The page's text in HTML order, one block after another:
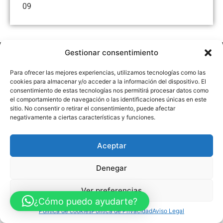
Gestionar consentimiento
Para ofrecer las mejores experiencias, utilizamos tecnologías como las
cookies para almacenar y/o acceder a la información del dispositivo. El
consentimiento de estas tecnologías nos permitirá procesar datos como
el comportamiento de navegación o las identificaciones únicas en este
sitio. No consentir o retirar el consentimiento, puede afectar
negativamente a ciertas características y funciones.
Aceptar
Denegar
Ver preferencias
Política de cookiesPolítica de PrivacidadAviso Legal
09
Política de Privacidad
Política de Cookies
Accesibilidad
Mapa web
FINANCIADO POR LA UNIÓN EUROPEA CON EL PROGRAMA KIT
DIGITAL POR LOS FONDOS NEXT GENERATION (EU) DEL
MECANISMO DE RECUPERACIÓN Y RESILENCIA
© Guia Telefónica de Empresas – Todos los derechos reservados.
¿Cómo puedo ayudarte?